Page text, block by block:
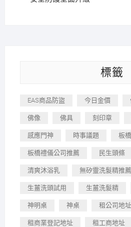
標籤
EAS商品防盜 今日金價
佛像 佛具 刻印章
感應門神 時事議題 板
板橋禮儀公司推薦 民生頭條
清爽沐浴乳 無矽靈洗髮精推薦
生薑洗頭試用 生薑洗髮精
神明桌 神桌 租公司地址
租商業登記地址 租工商地址